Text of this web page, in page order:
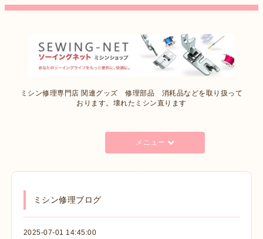
ミシン修理専門店 関連グッズ 修理部品 消耗品などを取り扱って
おります。壊れたミシン直ります
メニュー
ミシン修理ブログ
2025-07-01 14:45:00